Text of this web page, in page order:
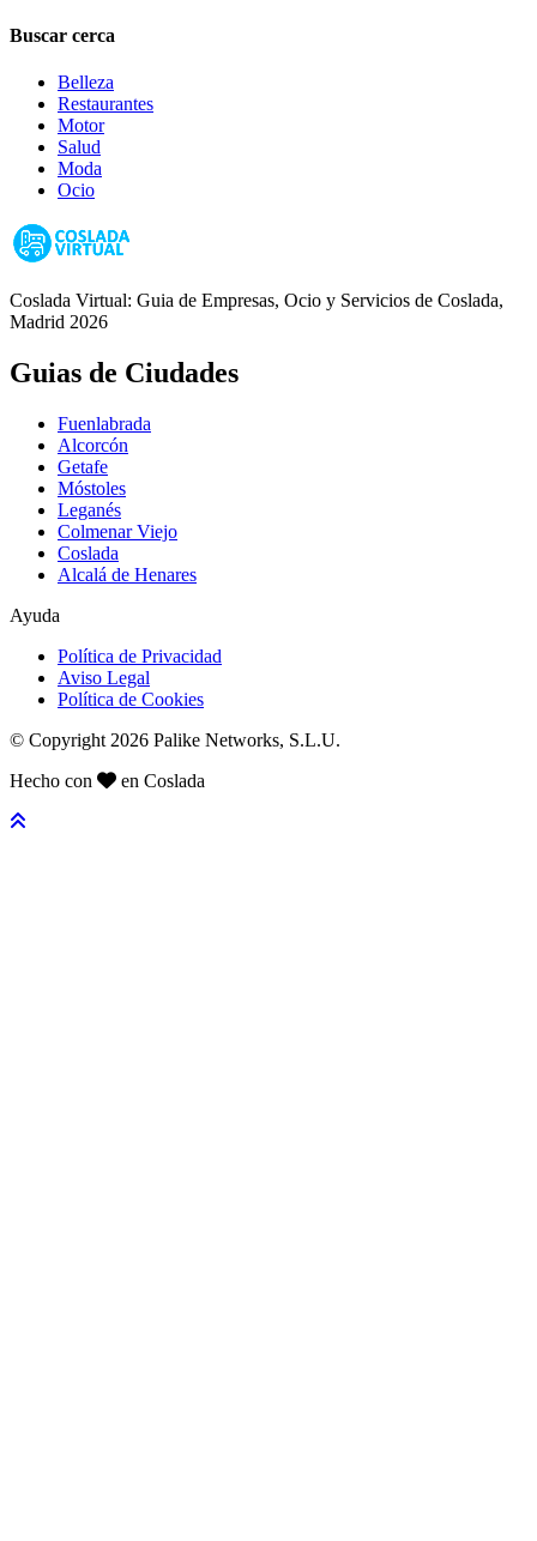
Buscar cerca
Belleza
Restaurantes
Motor
Salud
Moda
Ocio
Coslada Virtual: Guia de Empresas, Ocio y Servicios de Coslada,
Madrid 2026
Guias de Ciudades
Fuenlabrada
Alcorcón
Getafe
Móstoles
Leganés
Colmenar Viejo
Coslada
Alcalá de Henares
Ayuda
Política de Privacidad
Aviso Legal
Política de Cookies
© Copyright 2026 Palike Networks, S.L.U.
Hecho con
en Coslada